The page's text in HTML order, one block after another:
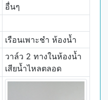
อื่นๆ
เรือนเพาะชำ ห้องน้ำ
วาล์ว 2 ทางในห้องน้ำ
เสียน้ำไหลตลอด